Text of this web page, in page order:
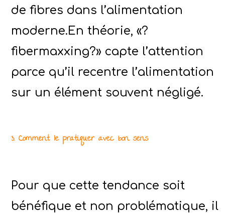
de fibres dans l’alimentation
moderne.En théorie, «?
fibermaxxing?» capte l’attention
parce qu’il recentre l’alimentation
sur un élément souvent négligé.
3. Comment le pratiquer avec bon sens
Pour que cette tendance soit
bénéfique et non problématique, il